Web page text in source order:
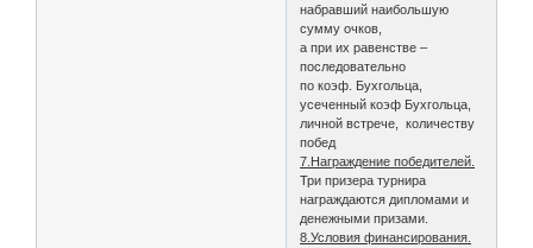
набравший наибольшую
сумму очков,
а при их равенстве –
последовательно
по коэф. Бухгольца,
усеченный коэф Бухгольца,
личной встрече, количеству
побед
7.Награждение победителей.
Три призера турнира
награждаются дипломами и
денежными призами.
8.Условия финансирования.